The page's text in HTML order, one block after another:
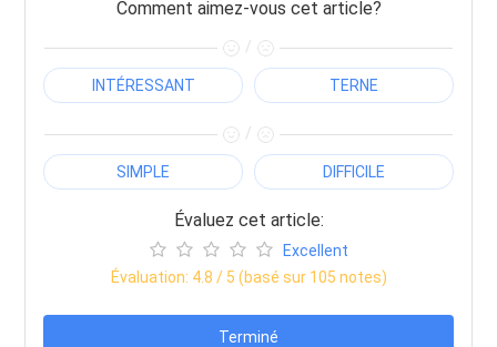
Comment aimez-vous cet article?
/
INTÉRESSANT TERNE
/
SIMPLE DIFFICILE
Évaluez cet article:
Excellent
Évaluation: 4.8 / 5 (basé sur 105 notes)
Terminé